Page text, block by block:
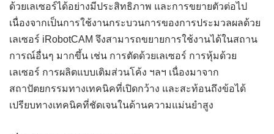
ด้วยเลเซอร์ได้อย่างมีประสิทธิภาพ และการขยายตัวต่อไป
เนื่องจากเป็นการใช้งานกระบวนการของการประมวลผลด้วย
เลเซอร์ iRobotCAM จึงสามารถขยายการใช้งานได้ในสถาน
การณ์อื่นๆ มากขึ้น เช่น การตัดด้วยเลเซอร์ การหุ้มด้วย
เลเซอร์ การผลิตแบบเติมส่วนโค้ง ฯลฯ เนื่องมาจาก
สถาปัตยกรรมทางเทคนิคที่เปิดกว้าง และสะท้อนถึงข้อได้
เปรียบทางเทคนิคที่ชัดเจนในด้านความแม่นยำสูง